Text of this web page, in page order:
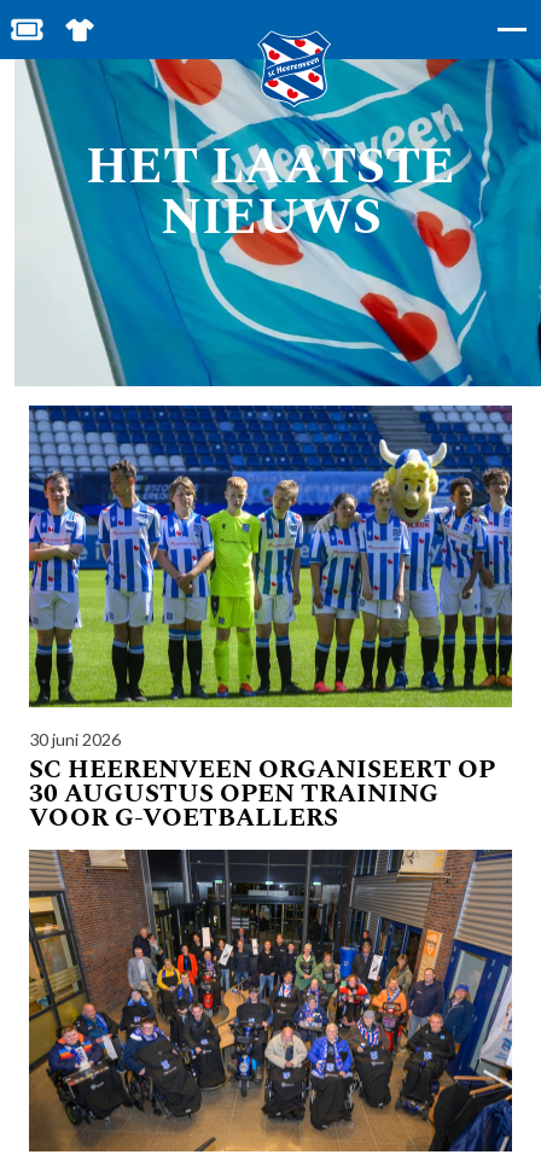
BESTEL JOUW TICKETS
SHOP IN DE FEANSTORE
HET LAATSTE
NIEUWS
30 juni 2026
SC HEERENVEEN ORGANISEERT OP
30 AUGUSTUS OPEN TRAINING
VOOR G-VOETBALLERS